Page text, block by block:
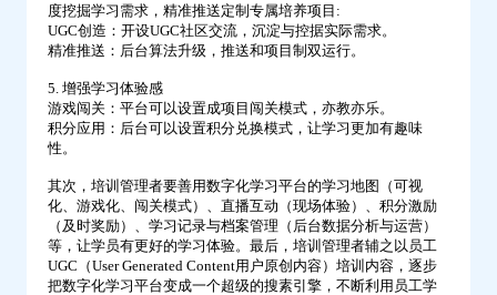
度挖掘学习需求，精准推送定制专属培养项目:
UGC创造：开设UGC社区交流，沉淀与控据实际需求。
精准推送：后台算法升级，推送和项目制双运行。
5. 增强学习体验感
游戏闯关：平台可以设置成项目闯关模式，亦教亦乐。
积分应用：后台可以设置积分兑换模式，让学习更加有趣味
性。
其次，培训管理者要善用数字化学习平台的学习地图（可视
化、游戏化、闯关模式）、直播互动（现场体验）、积分激励
（及时奖励）、学习记录与档案管理（后台数据分析与运营）
等，让学员有更好的学习体验。最后，培训管理者辅之以员工
UGC（User Generated Content用户原创内容）培训内容，逐步
把数字化学习平台变成一个超级的搜素引擎，不断利用员工学